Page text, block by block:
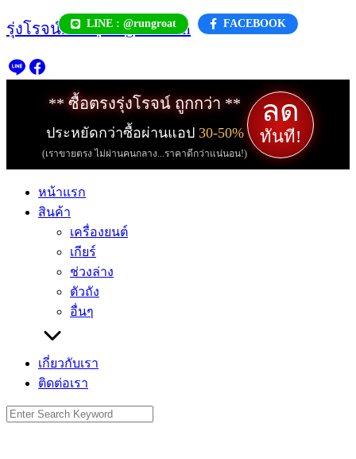
Skip
to
LINE : @rungroat FACEBOOK
รุ่งโรจน์.com | rungroat.com
** ซื้อตรงรุ่งโรจน์ ถูกกว่า **
ประหยัดกว่าซื้อผ่านแอป 30-50%
(เราขายตรง ไม่ผ่านคนกลาง...ราคาดีกว่าแน่นอน!)
ลด
ทันที!
หน้าแรก
สินค้า
เครื่องยนต์
เกียร์
ช่วงล่าง
ตัวถัง
อื่นๆ
เกี่ยวกับเรา
ติดต่อเรา
Search
for: